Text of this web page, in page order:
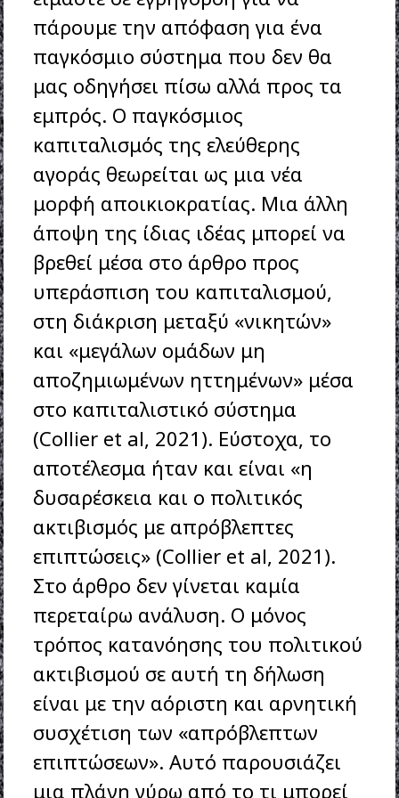
πάρουμε την απόφαση για ένα
παγκόσμιο σύστημα που δεν θα
μας οδηγήσει πίσω αλλά προς τα
εμπρός. Ο παγκόσμιος
καπιταλισμός της ελεύθερης
αγοράς θεωρείται ως μια νέα
μορφή αποικιοκρατίας. Μια άλλη
άποψη της ίδιας ιδέας μπορεί να
βρεθεί μέσα στο άρθρο προς
υπεράσπιση του καπιταλισμού,
στη διάκριση μεταξύ «νικητών»
και «μεγάλων ομάδων μη
αποζημιωμένων ηττημένων» μέσα
στο καπιταλιστικό σύστημα
(Collier et al, 2021). Εύστοχα, το
αποτέλεσμα ήταν και είναι «η
δυσαρέσκεια και ο πολιτικός
ακτιβισμός με απρόβλεπτες
επιπτώσεις» (Collier et al, 2021).
Στο άρθρο δεν γίνεται καμία
περεταίρω ανάλυση. Ο μόνος
τρόπος κατανόησης του πολιτικού
ακτιβισμού σε αυτή τη δήλωση
είναι με την αόριστη και αρνητική
συσχέτιση των «απρόβλεπτων
επιπτώσεων». Αυτό παρουσιάζει
μια πλάνη γύρω από το τι μπορεί